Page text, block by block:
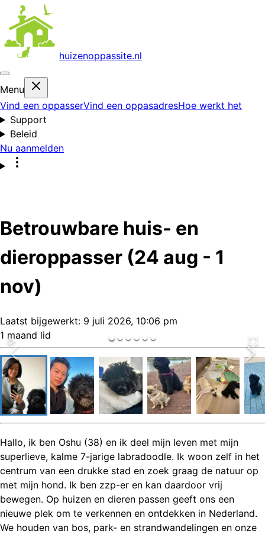
huizenoppassite.nl
Menu
Vind een oppasserVind een oppasadresHoe werkt het
Support
Beleid
Nu aanmelden
Betrouwbare huis- en
dieroppasser (24 aug - 1
nov)
Laatst bijgewerkt: 9 juli 2026, 10:06 pm
1 maand lid
Hallo, ik ben Oshu (38) en ik deel mijn leven met mijn
superlieve, kalme 7-jarige labradoodle. Ik woon zelf in het
centrum van een drukke stad en zoek graag de natuur op
met mijn hond. Ik ben zzp-er en kan daardoor vrij
bewegen. Op huizen en dieren passen geeft ons een
nieuwe plek om te verkennen en ontdekken in Nederland.
We houden van bos, park- en strandwandelingen en onze